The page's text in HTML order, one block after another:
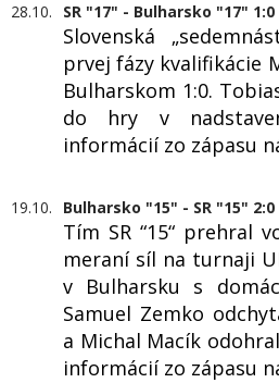
28.10. SR "17" - Bulharsko "17" 1:0
Slovenská
prvej fázy kvalifikácie
Bulharskom 1:0.
do hry v
informácií zo zápasu
19.10. Bulharsko "15" - SR "15" 2:0
Tím SR “15“ prehral
meraní síl na turnaji
v Bulharsku s
Samuel Zemko
a Michal Macík
informácií zo zápasu